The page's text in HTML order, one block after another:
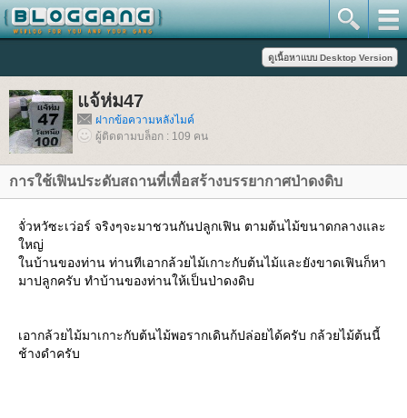
จ้ห่ม47
ฝากข้อความหลังไมค์
ผู้ติดตามบล็อก : 109 คน
การใช้เฟินประดับสถานที่เพื่อสร้างบรรยากาศป่าดงดิบ
จั่วหวัซะเว่อร์ จริงๆจะมาชวนกันปลูกเฟิน ตามต้นไม้ขนาดกลางและ
หญ่
นบ้านของท่าน ท่านทีเอากล้วยไม้เกาะกับต้นไม้และยังขาดเฟินก็หา
มาปลูกครับ ทำบ้านของท่านให้เป็นป่าดงดิบ
เอากล้วยไม้มาเกาะกับต้นไม้พอรากเดินก้ปล่อยได้ครับ กล้วยไม้ต้นนี้
ช้างดำครับ